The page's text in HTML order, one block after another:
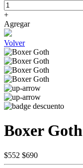
+
Agregar
Volver
Boxer Goth
$552 $690